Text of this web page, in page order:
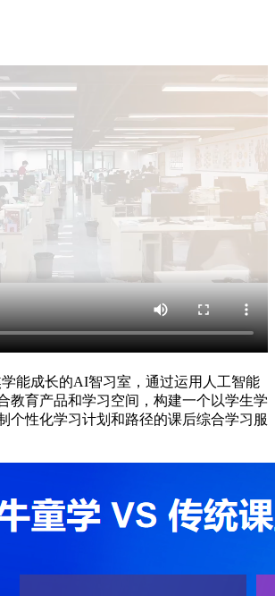
能成长的AI智习室，通过运用人工智能
教育产品和学习空间，构建一个以学生学
个性化学习计划和路径的课后综合学习服